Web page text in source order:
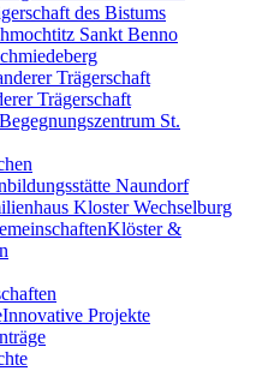
des Bistums
Sankt Benno
Trägerschaft
St.
Naundorf
Kloster Wechselburg
Klöster &
Innovative Projekte